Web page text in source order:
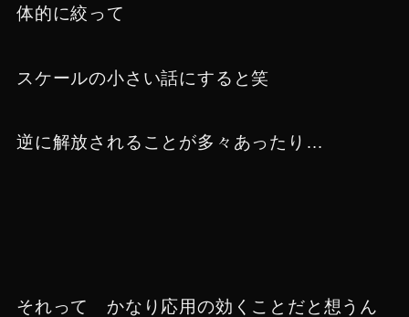
体的に絞って
スケールの小さい話にすると笑
逆に解放されることが多々あったり…
それって かなり応用の効くことだと想うん